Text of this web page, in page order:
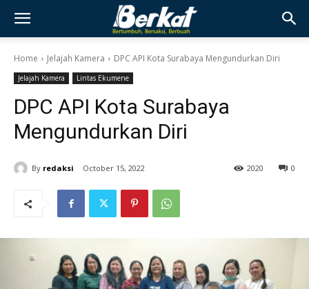
Home Jelajah Kamera DPC API Kota Surabaya Mengundurkan Diri
Jelajah Kamera Lintas Ekumene
DPC API Kota Surabaya
Mengundurkan Diri
By redaksi October 15, 2022 0
2020